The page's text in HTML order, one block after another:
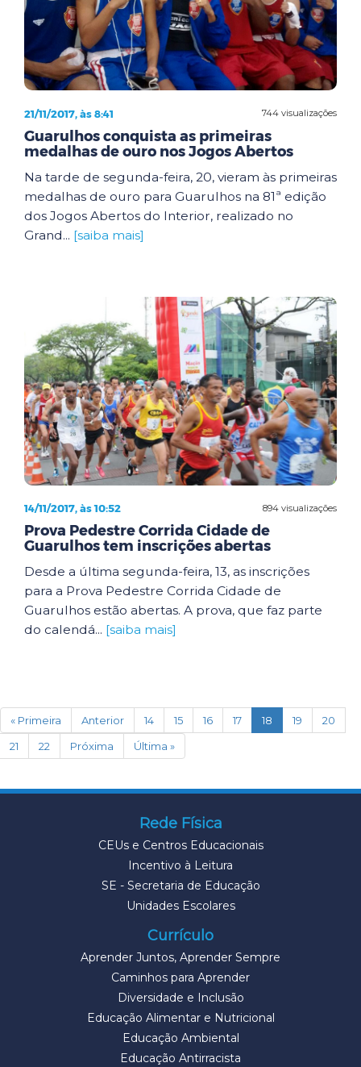
744 visualizações
21/11/2017, às 8:41
Guarulhos conquista as primeiras
medalhas de ouro nos Jogos Abertos
Na tarde de segunda-feira, 20, vieram às primeiras
medalhas de ouro para Guarulhos na 81ª edição
dos Jogos Abertos do Interior, realizado no
Grand... [saiba mais]
894 visualizações
14/11/2017, às 10:52
Prova Pedestre Corrida Cidade de
Guarulhos tem inscrições abertas
Desde a última segunda-feira, 13, as inscrições
para a Prova Pedestre Corrida Cidade de
Guarulhos estão abertas. A prova, que faz parte
do calendá... [saiba mais]
« Primeira Anterior 14 15 16 17 18 (current)
19
20
21
22 Próxima Última »
Rede Física
CEUs e Centros Educacionais
Incentivo à Leitura
SE - Secretaria de Educação
Unidades Escolares
Currículo
Aprender Juntos, Aprender Sempre
Caminhos para Aprender
Diversidade e Inclusão
Educação Alimentar e Nutricional
Educação Ambiental
Educação Antirracista